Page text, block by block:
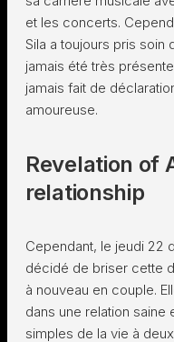
et les concerts.
Sila a toujours pris soin
jamais été très
jamais fait de
amoureuse.
Revelation of
relationship
Cependant, le jeudi 22
décidé de briser cette
à nouveau en couple.
dans une relation
simples de la vie à